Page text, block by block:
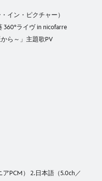
イン・ピクチャー）
ライヴ in nicofarre
ら～」主題歌PV
PCM） 2.日本語（5.0ch／